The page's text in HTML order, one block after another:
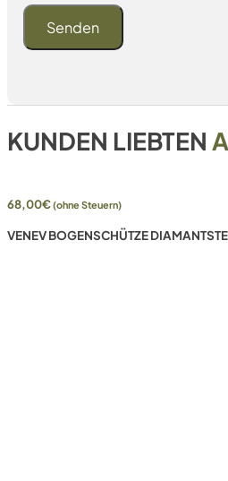
KUNDEN LIEBTEN
68,00€(ohne Steuern)
VENEV BOGENSCHÜTZE